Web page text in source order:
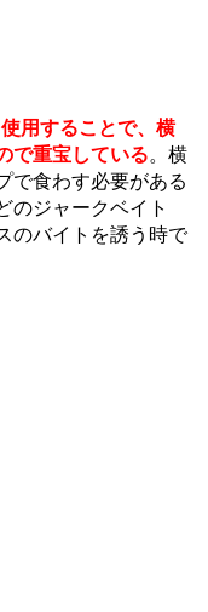
用することで、横
で重宝している。横
で食わす必要がある
のジャークベイト
のバイトを誘う時で